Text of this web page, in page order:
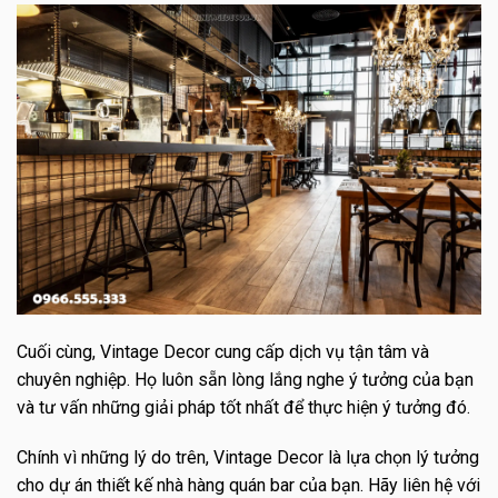
Cuối cùng, Vintage Decor cung cấp dịch vụ tận tâm và
chuyên nghiệp. Họ luôn sẵn lòng lắng nghe ý tưởng của bạn
và tư vấn những giải pháp tốt nhất để thực hiện ý tưởng đó.
Chính vì những lý do trên, Vintage Decor là lựa chọn lý tưởng
cho dự án thiết kế nhà hàng quán bar của bạn. Hãy liên hệ với